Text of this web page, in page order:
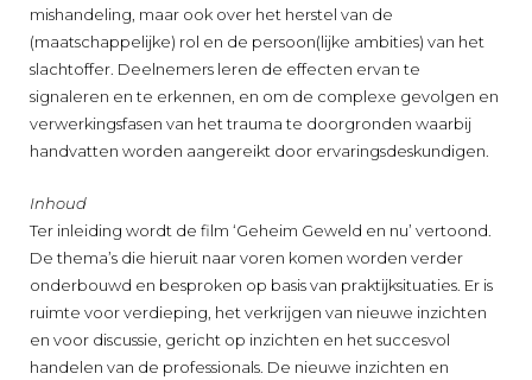
mishandeling, maar ook over het herstel van de
(maatschappelijke) rol en de persoon(lijke ambities) van het
slachtoffer. Deelnemers leren de effecten ervan te
signaleren en te erkennen, en om de complexe gevolgen en
verwerkingsfasen van het trauma te doorgronden waarbij
handvatten worden aangereikt door ervaringsdeskundigen.
Inhoud
Ter inleiding wordt de film ‘Geheim Geweld en nu’ vertoond.
De thema’s die hieruit naar voren komen worden verder
onderbouwd en besproken op basis van praktijksituaties. Er is
ruimte voor verdieping, het verkrijgen van nieuwe inzichten
en voor discussie, gericht op inzichten en het succesvol
handelen van de professionals. De nieuwe inzichten en